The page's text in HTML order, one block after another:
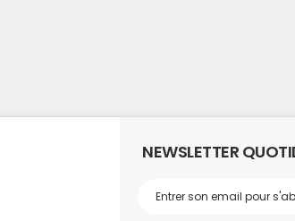
NEWSLETTER